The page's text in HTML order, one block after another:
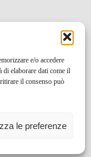
e/o accedere
di elaborare dati come il
il consenso può
le preferenze